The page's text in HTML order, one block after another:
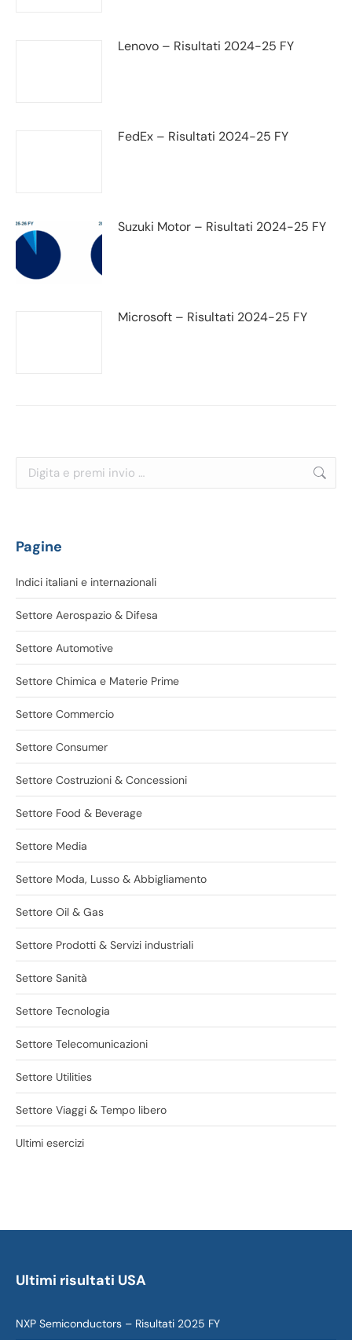
Lenovo – Risultati 2024-25 FY
FedEx – Risultati 2024-25 FY
Suzuki Motor – Risultati 2024-25 FY
Microsoft – Risultati 2024-25 FY
Cerca:
Pagine
Indici italiani e internazionali
Settore Aerospazio & Difesa
Settore Automotive
Settore Chimica e Materie Prime
Settore Commercio
Settore Consumer
Settore Costruzioni & Concessioni
Settore Food & Beverage
Settore Media
Settore Moda, Lusso & Abbigliamento
Settore Oil & Gas
Settore Prodotti & Servizi industriali
Settore Sanità
Settore Tecnologia
Settore Telecomunicazioni
Settore Utilities
Settore Viaggi & Tempo libero
Ultimi esercizi
Ultimi risultati USA
NXP Semiconductors – Risultati 2025 FY